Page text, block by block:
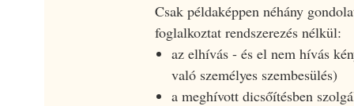
Csak példaképpen néhány
foglalkoztat rendszerezés nélkül:
az elhívás - és el nem hívás
való személyes szembesülés)
a meghívott dicsőítésben